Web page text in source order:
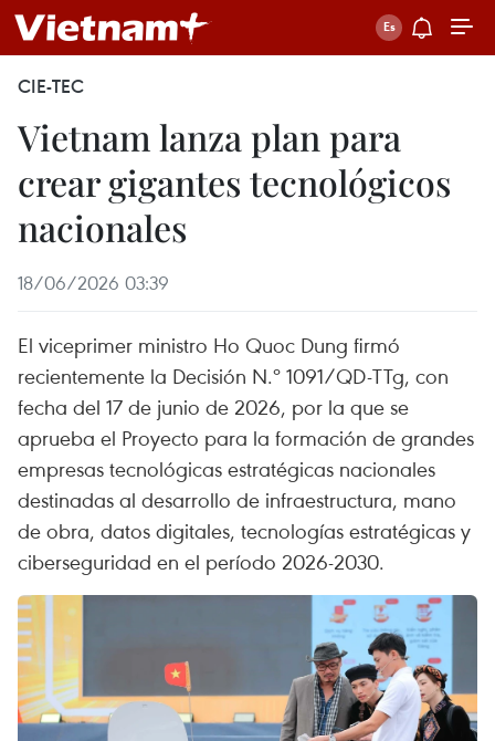
CIE-TEC
Vietnam lanza plan para
crear gigantes tecnológicos
nacionales
18/06/2026 03:39
El viceprimer ministro Ho Quoc Dung firmó
recientemente la Decisión N.º 1091/QD-TTg, con
fecha del 17 de junio de 2026, por la que se
aprueba el Proyecto para la formación de grandes
empresas tecnológicas estratégicas nacionales
destinadas al desarrollo de infraestructura, mano
de obra, datos digitales, tecnologías estratégicas y
ciberseguridad en el período 2026-2030.